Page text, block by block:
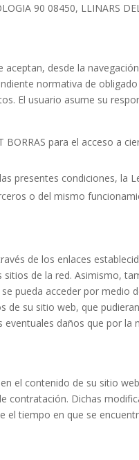
90 08450, LLINARS
aceptan, desde la
normativa de
El usuario asume su
para el acceso a
presentes condiciones, la
o del mismo
de los enlaces
de la red. Asimismo,
pueda acceder por medio
de su sitio web, que
eventuales daños que por la
el contenido de su sitio
contratación. Dichas
tiempo en que se